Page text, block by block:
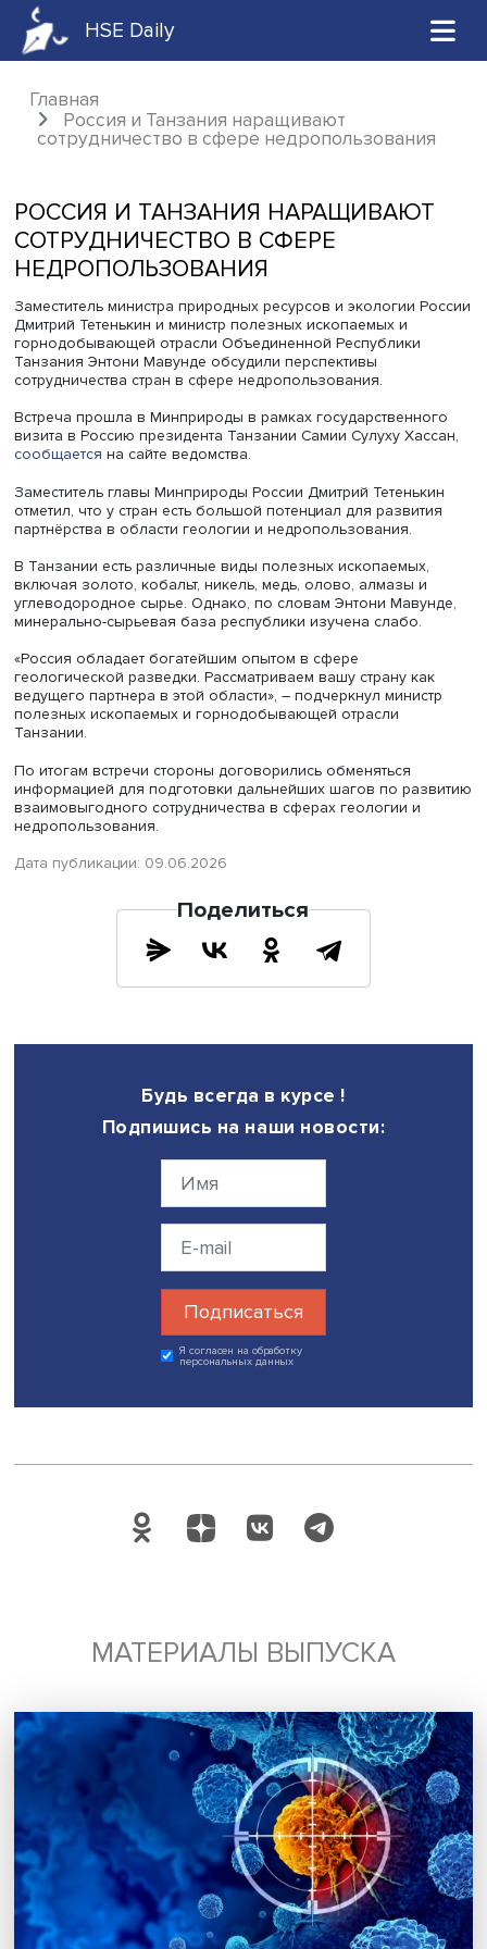
HSE Daily
Главная
Россия и Танзания наращивают
РОССИЯ И ТАНЗАНИЯ
СОТРУДНИЧЕСТВО В СФЕРЕ
НЕДРОПОЛЬЗОВАНИЯ
Заместитель министра природных ресурсов и экологии
Дмитрий Тетенькин и министр полезных ископаемых и
горнодобывающей отрасли Объединенной Республики
Танзания Энтони Мавунде обсудили перспективы
сотрудничества стран в сфере недропользования.
визита в Россию президента Танзании Самии Сулуху
сообщается на сайте ведомства.
Заместитель главы Минприроды России Дмитрий
отметил, что у стран есть большой потенциал для
партнёрства в области геологии и недропользования.
В Танзании есть различные виды полезных
включая золото, кобальт, никель, медь, олово, алмазы
углеводородное сырье. Однако, по словам Энтони
минерально-сырьевая база республики изучена слабо.
геологической разведки. Рассматриваем вашу страну
ведущего партнера в этой области», – подчеркнул
полезных ископаемых и горнодобывающей отрасли
информацией для подготовки дальнейших шагов по
недропользования.
Дата публикации: 09.06.2026
Поделиться
Будь всегда в курсе !
Подпишись на наши новости:
Подписаться
МАТЕРИАЛЫ ВЫПУСКА